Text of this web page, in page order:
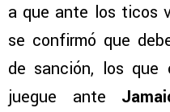
a que ante los ticos
se confirmó que
de sanción, los que
juegue ante